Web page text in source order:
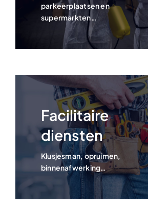
parkeerplaatsen en
supermarkten…
Facilitaire
diensten
Klusjesman, opruimen,
binnenafwerking…